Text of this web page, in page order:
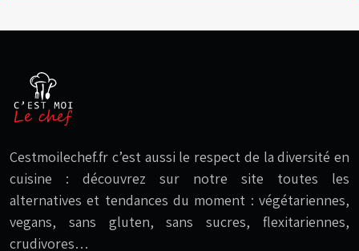
Cestmoilechef.fr c’est aussi le respect de la diversité en
cuisine : découvrez sur notre site toutes les
alternatives et tendances du moment : végétariennes,
vegans, sans gluten, sans sucres, flexitariennes,
crudivores…